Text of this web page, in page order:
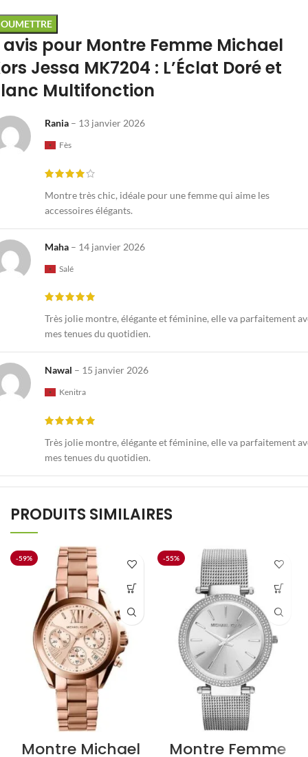
avis pour Montre Femme Michael
Jessa MK7204 : L’Éclat Doré et
Multifonction
Rania – 13 janvier 2026
Fès
Montre très chic, idéale pour une femme qui aime les
accessoires élégants.
Maha – 14 janvier 2026
Salé
Très jolie montre, élégante et féminine, elle va parfaitement
mes tenues du quotidien.
Nawal – 15 janvier 2026
Kenitra
Très jolie montre, élégante et féminine, elle va parfaitement
mes tenues du quotidien.
PRODUITS SIMILAIRES
-59%
Montre Michael
-55%
Montre Femme